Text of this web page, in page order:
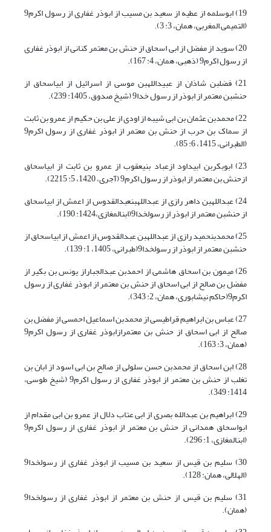
19) ابوسلمه از عطیه از سعید بن مسیب از ابوذر غفاری از رسول اکرم9
(التمیمی المغربی، همان، 3: 3).
20) سوید از مفضل از ابی اسحاق از حنش بن معتمر کنانی از ابوذر غفاری
از رسول اکرم9 (ذهبی، همان، 4: 167).
21) فضل‏بن شاذان از عبیدالله‏بن موسی از اسرائیل از ابی‏اسحاق از
حنش‏بن معتمر از ابوذر از رسول خدا9 (شیخ صدوق، 1405: 239).
22) محمدبن عثمان بن ابی شیبه از اودی از علی بن حکیم از عمرو بن ثابت
از سماک بن حرب از حنش بن معتمر از ابوذر غفاری از رسول اکرم9
(الطبرانی، 1415، 6: 85).
23) ابوبکربن ابی‏داود ازعباد بن‏یعقوب از عمرو بن ثابت از ابی‏اسحاق
ازحنش بن معتمر از ابوذر از رسول اکرم9 (آجری، 1420، 5: 2215).
24) عبدالله‏بن داهر رازی از عبدالله‏بن‏عبدالقدوس از اعمش از ابی‏اسحاق
از حنش‏بن معتمر از ابوذر از رسول‏خدا9(ابن‏المغازی،1424: 190).
25) محمدبن‏حمید رازی از عبدالله‏بن عبدالقدوس از اعمش از ابی‏اسحاق از
حنش‏بن معتمر از ابوذر از رسول‏خدا9(طبرانی، 1405، 1: 139).
26) میمون بن اسحاق هاشمی از احمدبن عبدالجباراز یونس بن بکیر از
مفضل بن صالح از ابی اسحاق از حنش بن معتمر از ابوذر غفاری از رسول
اکرم9(حاکم نیشابوری، همان، 2: 343).
27) عباس بن ابراهیم قراطیسی از محمدبن اسماعیل احمسی از مفضل بن
صالح از ابی اسحاق از حنش بن معتمرازابوذر غفاری از رسول اکرم9
(همان، 3: 163).
28) ابن اسحاق از محمدبن حسن سلولی از صالح بن ابی اسود از ابان بن
تغلب از حنش بن معتمر از ابوذر غفاری از رسول اکرم9 (شیخ طوسی،
1414: 349).
29) ابراهیم بن عبدالله بصری از ابی عتاب دلال از عمرو بن ابی مقدام از
ابواسحاق همدانی از حنش بن معتمر از ابوذر غفاری از رسول اکرم9
(ابن‏المغازی، 1: 296).
30) سلیم بن قیس از سعید بن مسیب از ابوذر غفاری از رسول‏خدا9
(الهلالی، همان: 128).
31) سلیم بن قیس از حنش بن معتمر از ابوذر غفاری از رسول‏خدا9
(همان).